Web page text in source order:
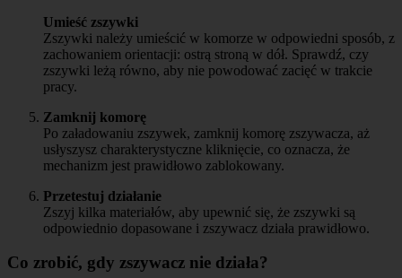
Umieść zszywki
Zszywki należy umieścić w komorze w odpowiedni sposób, z
zachowaniem orientacji: ostrą stroną w dół. Sprawdź, czy
zszywki leżą równo, aby nie powodować zacięć w trakcie
pracy.
Zamknij komorę
Po załadowaniu zszywek, zamknij komorę zszywacza, aż
usłyszysz charakterystyczne kliknięcie, co oznacza, że
mechanizm jest prawidłowo zablokowany.
Przetestuj działanie
Zszyj kilka materiałów, aby upewnić się, że zszywki są
odpowiednio dopasowane i zszywacz działa prawidłowo.
Co zrobić, gdy zszywacz nie działa?